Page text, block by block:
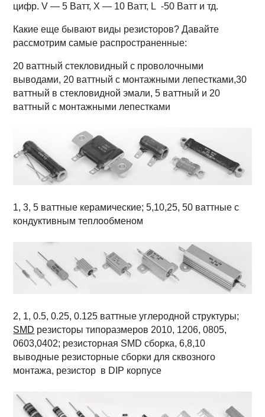
цифр. V — 5 Ватт, X — 10 Ватт, L -50 Ватт и тд.
Какие еще бывают виды резисторов? Давайте
рассмотрим самые распространенные:
20 ваттный стекловидный с проволочными
выводами, 20 ваттный с монтажными лепестками,30
ваттный в стекловидной эмали, 5 ваттный и 20
ваттный с монтажными лепестками
1, 3, 5 ваттные керамические; 5,10,25, 50 ваттные с
кондуктивным теплообменом
2, 1, 0.5, 0.25, 0.125 ваттные углеродной структуры;
SMD резисторы типоразмеров 2010, 1206, 0805,
0603,0402; резисторная SMD сборка, 6,8,10
выводные резисторные сборки для сквозного
монтажа, резистор в DIP корпусе